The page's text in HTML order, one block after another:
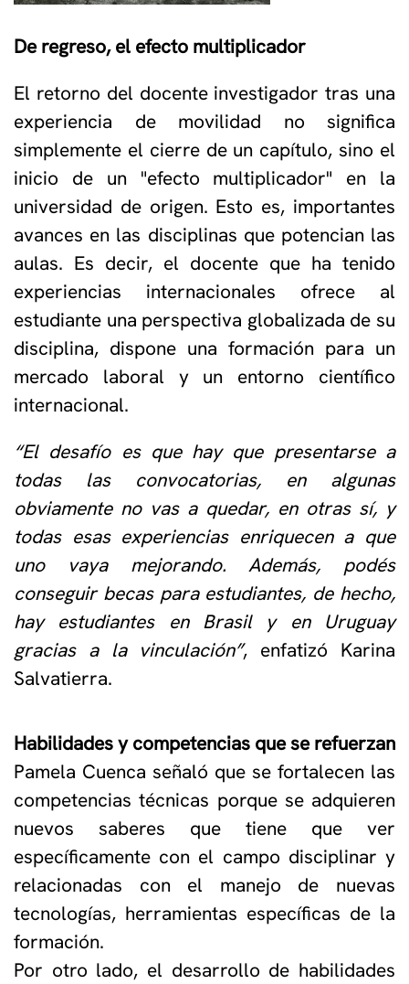
De regreso, el efecto multiplicador
El retorno del docente investigador tras una
experiencia de movilidad no significa
simplemente el cierre de un capítulo, sino el
inicio de un "efecto multiplicador" en la
universidad de origen. Esto es, importantes
avances en las disciplinas que potencian las
aulas. Es decir, el docente que ha tenido
experiencias internacionales ofrece al
estudiante una perspectiva globalizada de su
disciplina, dispone una formación para un
mercado laboral y un entorno científico
internacional.
“El desafío es que hay que presentarse a
todas las convocatorias, en algunas
obviamente no vas a quedar, en otras sí, y
todas esas experiencias enriquecen a que
uno vaya mejorando. Además, podés
conseguir becas para estudiantes, de hecho,
hay estudiantes en Brasil y en Uruguay
gracias a la vinculación”, enfatizó Karina
Salvatierra.
Habilidades y competencias que se refuerzan
Pamela Cuenca señaló que se fortalecen las
competencias técnicas porque se adquieren
nuevos saberes que tiene que ver
específicamente con el campo disciplinar y
relacionadas con el manejo de nuevas
tecnologías, herramientas específicas de la
formación.
Por otro lado, el desarrollo de habilidades